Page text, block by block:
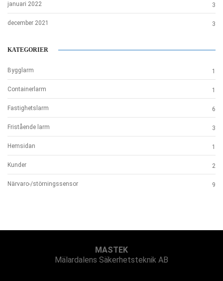
januari 2022 3
december 2021 3
KATEGORIER
Bygglarm 1
Containerlarm 1
Fastighetslarm 6
Fristående larm 3
Hemsidan 1
Kunder 2
Närvaro-/störningssensor 9
MASTEK
Mälardalens Säkerhetsteknik AB